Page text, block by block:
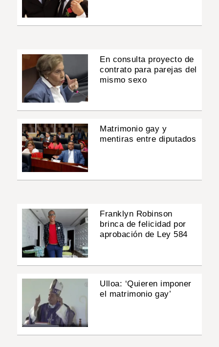
En consulta proyecto de
contrato para parejas del
mismo sexo
Matrimonio gay y
mentiras entre diputados
Franklyn Robinson
brinca de felicidad por
aprobación de Ley 584
Ulloa: ‘Quieren imponer
el matrimonio gay’